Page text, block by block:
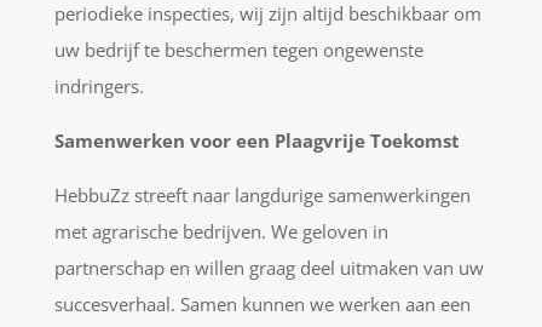
periodieke inspecties, wij zijn altijd beschikbaar om
uw bedrijf te beschermen tegen ongewenste
indringers.
Samenwerken voor een Plaagvrije Toekomst
HebbuZz streeft naar langdurige samenwerkingen
met agrarische bedrijven. We geloven in
partnerschap en willen graag deel uitmaken van uw
succesverhaal. Samen kunnen we werken aan een